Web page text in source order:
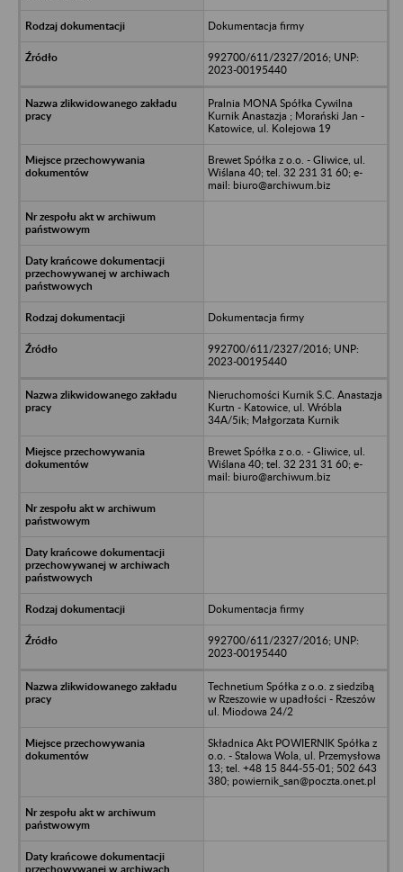
Dokumentacja firmy
992700/611/2327/2016; UNP:
2023-00195440
Pralnia MONA Spółka Cywilna
Kurnik Anastazja ; Morański Jan -
Katowice, ul. Kolejowa 19
Brewet Spółka z o.o. - Gliwice, ul.
Wiślana 40; tel. 32 231 31 60; e-
mail: biuro@archiwum.biz
Dokumentacja firmy
992700/611/2327/2016; UNP:
2023-00195440
Nieruchomości Kurnik S.C. Anastazja
Kurtn - Katowice, ul. Wróbla
34A/5ik; Małgorzata Kurnik
Brewet Spółka z o.o. - Gliwice, ul.
Wiślana 40; tel. 32 231 31 60; e-
mail: biuro@archiwum.biz
Dokumentacja firmy
992700/611/2327/2016; UNP:
2023-00195440
Technetium Spółka z o.o. z siedzibą
w Rzeszowie w upadłości - Rzeszów
ul. Miodowa 24/2
Składnica Akt POWIERNIK Spółka z
o.o. - Stalowa Wola, ul. Przemysłowa
13; tel. +48 15 844-55-01; 502 643
380; powiernik_san@poczta.onet.pl